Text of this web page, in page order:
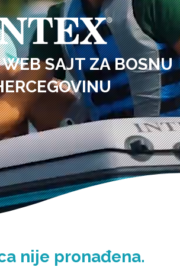
SAJT ZA BOSNU
nije pronađena.